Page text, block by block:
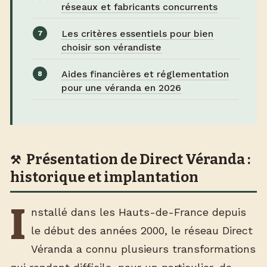
réseaux et fabricants concurrents
Les critères essentiels pour bien
choisir son vérandiste
Aides financières et réglementation
pour une véranda en 2026
Présentation de Direct Véranda :
historique et implantation
I nstallé dans les Hauts-de-France depuis
le début des années 2000, le réseau Direct
Véranda a connu plusieurs transformations